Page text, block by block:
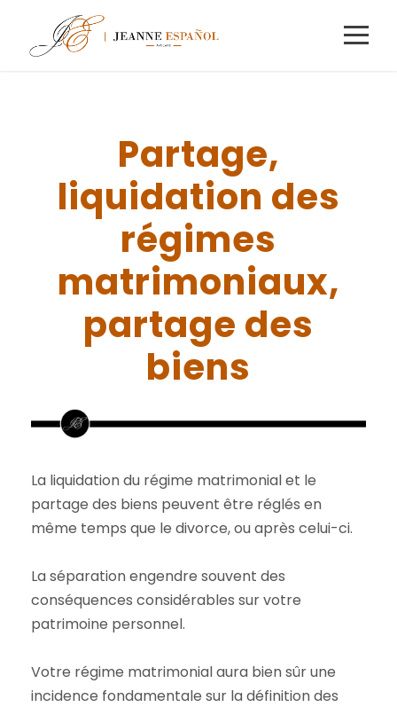
Partage,
liquidation des
régimes
matrimoniaux,
partage des
biens
La liquidation du régime matrimonial et le
partage des biens peuvent être réglés en
même temps que le divorce, ou après celui-ci.
La séparation engendre souvent des
conséquences considérables sur votre
patrimoine personnel.
Votre régime matrimonial aura bien sûr une
incidence fondamentale sur la définition des